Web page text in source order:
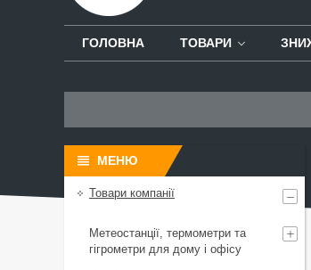
ГОЛОВНА ТОВАРИ
Товари компанії
Метеостанції, термометри та
гігрометри для дому і офісу